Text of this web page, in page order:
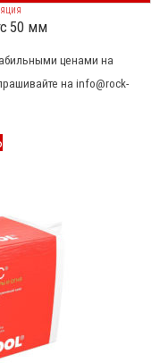
50 мм
ценами на
на info@rock-